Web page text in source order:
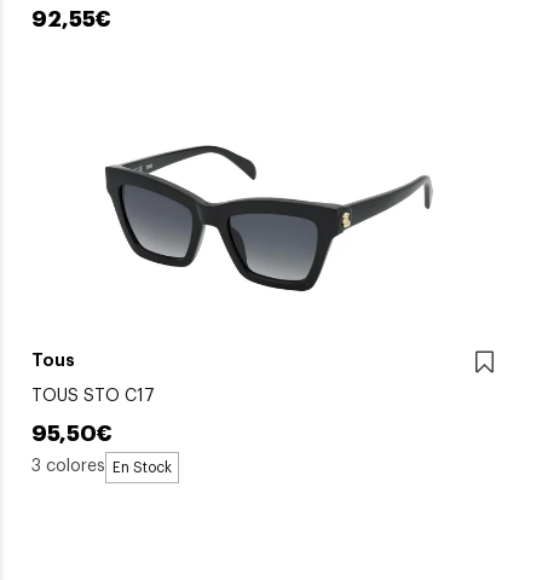
92,55€
Tous
TOUS STO C17
95,50€
3 colores En Stock